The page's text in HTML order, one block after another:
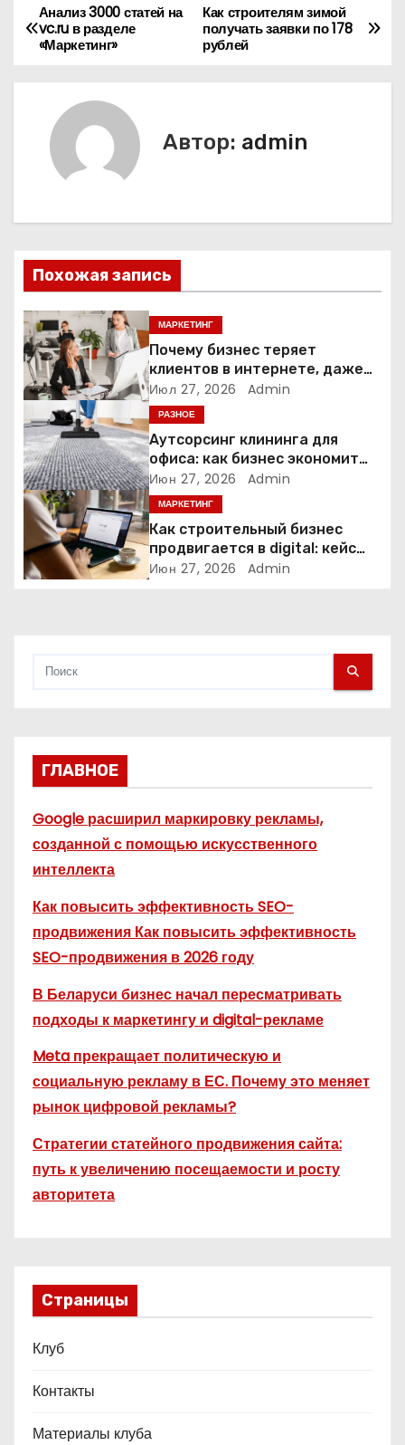
Н
ц
и
я
п
о
з
а
п
и
Как строителям зимой
получать заявки по 178
рублей
Анализ 3000 статей на
vc.ru в разделе
«Маркетинг»
Автор: admin
Похожая запись
МАРКЕТИНГ
Почему бизнес теряет
клиентов в интернете, даже
если у него есть сайт
Июл 27, 2026 Admin
РАЗНОЕ
Аутсорсинг клининга для
офиса: как бизнес экономит
время и деньги на уборке
Июн 27, 2026 Admin
МАРКЕТИНГ
Как строительный бизнес
продвигается в digital: кейс
нишевых услуг
Июн 27, 2026 Admin
ГЛАВНОЕ
Google расширил маркировку рекламы,
созданной с помощью искусственного
интеллекта
Как повысить эффективность SEO-
продвижения Как повысить эффективность
SEO-продвижения в 2026 году
В Беларуси бизнес начал пересматривать
подходы к маркетингу и digital-рекламе
Meta прекращает политическую и
социальную рекламу в ЕС. Почему это меняет
рынок цифровой рекламы?
Стратегии статейного продвижения сайта:
путь к увеличению посещаемости и росту
авторитета
Страницы
Клуб
Контакты
Материалы клуба